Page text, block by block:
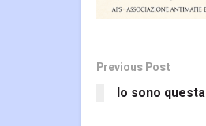
Previous Post
Io sono questa